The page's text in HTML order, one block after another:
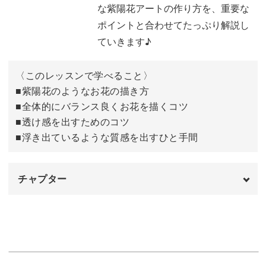
そこで今回のレッスンでは、控えめながらも存在感バッチ
リな紫陽花アートの作り方を、重要なポイントと合わせて
たっぷり解説していきます♪
具体的には、
◆紫陽花のようなお花の描き方
◆全体的にバランス良くお花を描くコツ
な紫陽花アートの作り方を、重要な
ポイントと合わせてたっぷり解説し
ていきます♪
〈このレッスンで学べること〉
■紫陽花のようなお花の描き方
■全体的にバランス良くお花を描くコツ
■透け感を出すためのコツ
■浮き出ているような質感を出すひと手間
チャプター